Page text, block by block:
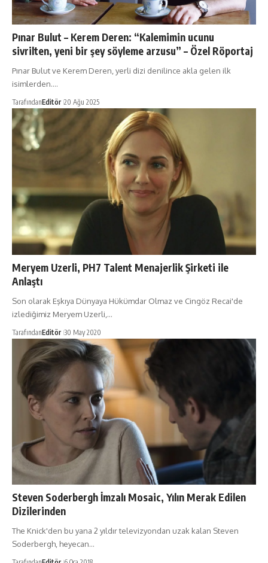
Pınar Bulut – Kerem Deren: “Kalemimin ucunu
sivrilten, yeni bir şey söyleme arzusu” – Özel Röportaj
Pınar Bulut ve Kerem Deren, yerli dizi denilince akla gelen ilk
isimlerden.…
TarafındanEditör 20 Ağu 2025
Meryem Uzerli, PH7 Talent Menajerlik Şirketi ile
Anlaştı
Son olarak Eşkıya Dünyaya Hükümdar Olmaz ve Cingöz Recai'de
izlediğimiz Meryem Uzerli,…
TarafındanEditör 30 May 2020
Steven Soderbergh İmzalı Mosaic, Yılın Merak Edilen
Dizilerinden
The Knick'den bu yana 2 yıldır televizyondan uzak kalan Steven
Soderbergh, heyecan…